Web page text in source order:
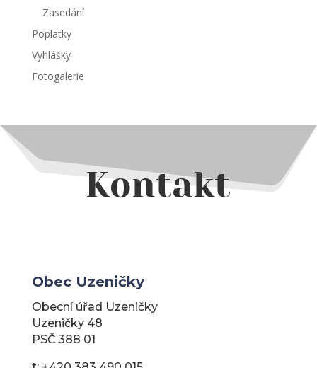
Zasedání
Poplatky
Vyhlášky
Fotogalerie
Kontakt
Obec Uzeničky
Obecní úřad Uzeničky
Uzeničky 48
PSČ 388 01